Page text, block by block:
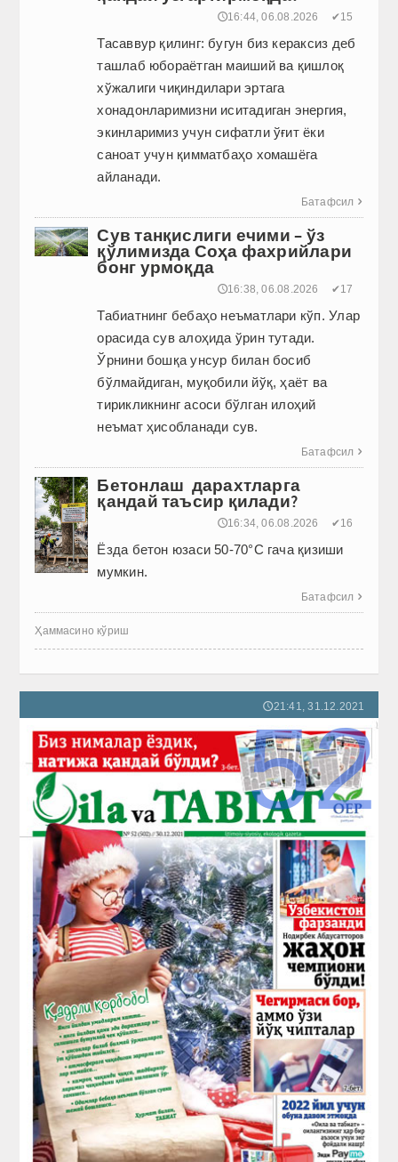
🕔16:44, 06.08.2026 ✔15
Тасаввур қилинг: бугун биз кераксиз деб
ташлаб юбораётган маиший ва қиш­лоқ
хўжалиги чиқиндилари эртага
хонадонларимизни иситадиган энергия,
экинларимиз учун сифатли ўғит ёки
саноат учун қимматбаҳо хомашёга
айланади.
Батафсил 
Сув танқислиги ечими – ўз
қўлимизда Соҳа фахрийлари
бонг урмоқда
🕔16:38, 06.08.2026 ✔17
Табиатнинг бебаҳо неъматлари кўп. Улар
орасида сув алоҳида ўрин тутади.
Ўрнини бошқа унсур билан босиб
бўлмайдиган, муқобили йўқ, ҳаёт ва
тирикликнинг асоси бўлган илоҳий
неъмат ҳисобланади сув.
Батафсил 
Бетонлаш дарахтларга
қандай таъсир қилади?
🕔16:34, 06.08.2026 ✔16
Ёзда бетон юзаси 50-70°C гача қизиши
мумкин.
Батафсил 
Ҳаммасино кўриш
🕔21:41, 31.12.2021
52